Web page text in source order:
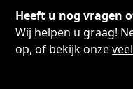
Heeft u nog vragen
Wij helpen u graag!
op, of bekijk onze